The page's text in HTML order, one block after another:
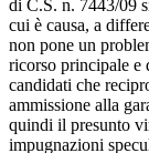
di C.S. n. 7443/09
cui è causa, a
non pone un
ricorso principale e
candidati che
ammissione alla
quindi il presunto
impugnazioni